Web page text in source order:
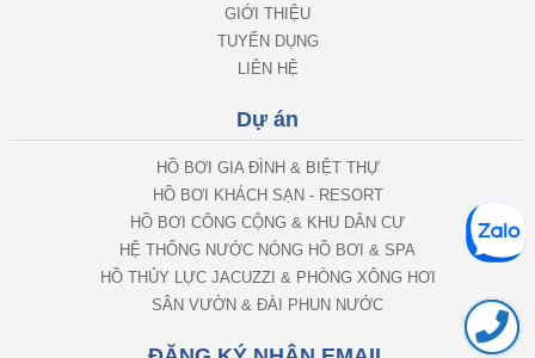
GIỚI THIỆU
TUYỂN DỤNG
LIÊN HỆ
Dự án
HỒ BƠI GIA ĐÌNH & BIỆT THỰ
HỒ BƠI KHÁCH SẠN - RESORT
HỒ BƠI CÔNG CỘNG & KHU DÂN CƯ
HỆ THỐNG NƯỚC NÓNG HỒ BƠI & SPA
HỒ THỦY LỰC JACUZZI & PHÒNG XÔNG HƠI
SÂN VƯỜN & ĐÀI PHUN NƯỚC